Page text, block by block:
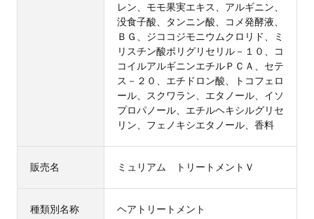
レン、モモ果実エキス、アルギニン、
没食子酸、タンニン酸、コメ発酵液、
ＢＧ、ジココジモニウムクロリド、ミ
リスチン酸ポリグリセリル－１０、コ
コイルアルギニンエチルＰＣＡ、セテ
ス－２０、エチドロン酸、トコフェロ
ール、スクワラン、エタノール、イソ
プロパノール、エチルヘキシルグリセ
リン、フェノキシエタノール、香料
販売名 ミュリアム トリートメントＶ
種類別名称 ヘアトリートメント